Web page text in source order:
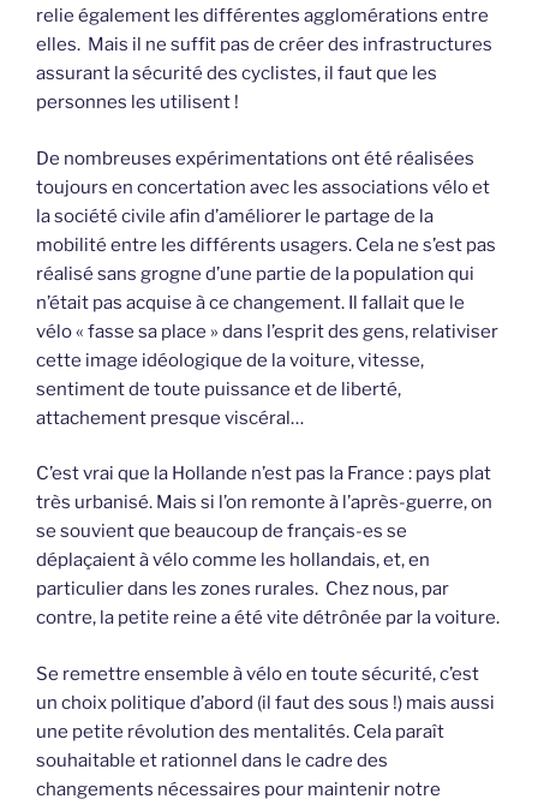
relie également les différentes agglomérations entre
elles. Mais il ne suffit pas de créer des infrastructures
assurant la sécurité des cyclistes, il faut que les
personnes les utilisent !
De nombreuses expérimentations ont été réalisées
toujours en concertation avec les associations vélo et
la société civile afin d’améliorer le partage de la
mobilité entre les différents usagers. Cela ne s’est pas
réalisé sans grogne d’une partie de la population qui
n’était pas acquise à ce changement. Il fallait que le
vélo « fasse sa place » dans l’esprit des gens, relativiser
cette image idéologique de la voiture, vitesse,
sentiment de toute puissance et de liberté,
attachement presque viscéral…
C’est vrai que la Hollande n’est pas la France : pays plat
très urbanisé. Mais si l’on remonte à l’après-guerre, on
se souvient que beaucoup de français-es se
déplaçaient à vélo comme les hollandais, et, en
particulier dans les zones rurales. Chez nous, par
contre, la petite reine a été vite détrônée par la voiture.
Se remettre ensemble à vélo en toute sécurité, c’est
un choix politique d’abord (il faut des sous !) mais aussi
une petite révolution des mentalités. Cela paraît
souhaitable et rationnel dans le cadre des
changements nécessaires pour maintenir notre